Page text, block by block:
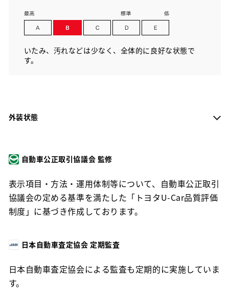
いたみ、汚れなどは少なく、全体的に良好な状態で
す。
外装状態
自動車公正取引協議会 監修
表示項目・方法・運用体制等について、自動車公正取引
協議会の定める基準を満たした「トヨタU-Car品質評価
制度」に基づき作成しております。
日本自動車査定協会 定期監査
日本自動車査定協会による監査も定期的に実施していま
す。